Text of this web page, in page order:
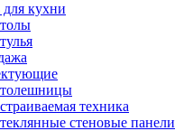
кухни
техника
стеновые панели